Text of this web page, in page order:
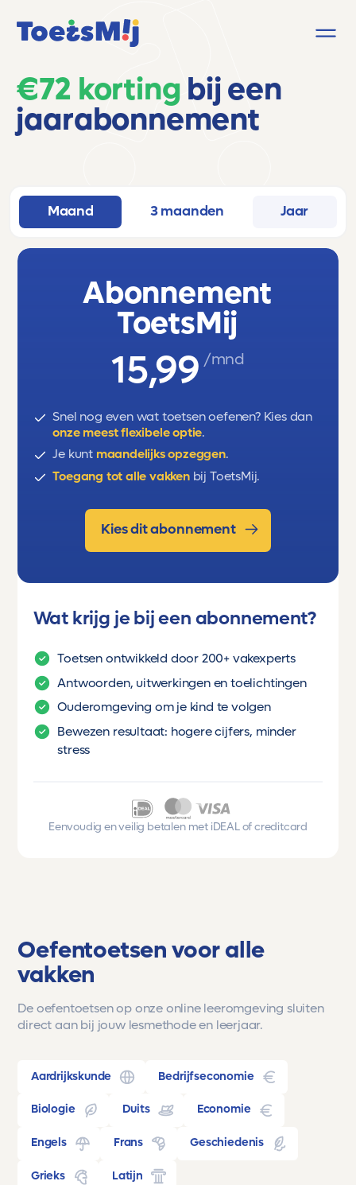
€72 korting bij een
jaarabonnement
Maand 3 maanden Jaar
Abonnement
ToetsMij
15,99 /mnd
Snel nog even wat toetsen oefenen? Kies dan
onze meest flexibele optie.
Je kunt maandelijks opzeggen.
Toegang tot alle vakkenbij ToetsMij.
Kies dit abonnement
Wat krijg je bij een abonnement?
Toetsen ontwikkeld door 200+ vakexperts
Antwoorden, uitwerkingen en toelichtingen
Ouderomgeving om je kind te volgen
Bewezen resultaat: hogere cijfers, minder
stress
Eenvoudig en veilig betalen met iDEAL of creditcard
Oefentoetsen voor alle
vakken
De oefentoetsen op onze online leeromgeving sluiten
direct aan bij jouw lesmethode en leerjaar.
Aardrijkskunde Bedrijfseconomie
Biologie Duits Economie
Engels Frans Geschiedenis
Grieks Latijn